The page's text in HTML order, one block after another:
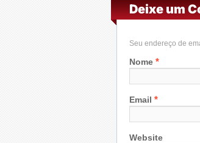
Deixe um
Seu endereço de
Nome *
Email *
Website